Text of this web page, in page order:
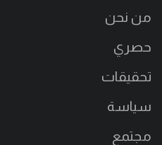
من نحن
حصري
تحقيقات
سياسة
مجتمع